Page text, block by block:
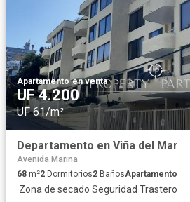
Apartamento·en venta
UF 4.200
UF 61/m²
Departamento en Viña del Mar
Avenida Marina
68 m²2 Dormitorios2 BañosApartamento
·Zona de secado·Seguridad·Trastero